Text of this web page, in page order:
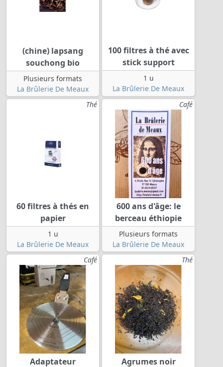
(chine) lapsang
souchong bio
Plusieurs formats
La Brûlerie De Meaux
100 filtres à thé avec
stick support
1 u
La Brûlerie De Meaux
Thé
60 filtres à thés en
papier
1 u
La Brûlerie De Meaux
Café
600 ans d'âge: le
berceau éthiopie
Plusieurs formats
La Brûlerie De Meaux
Café
Adaptateur
Thé
Agrumes noir